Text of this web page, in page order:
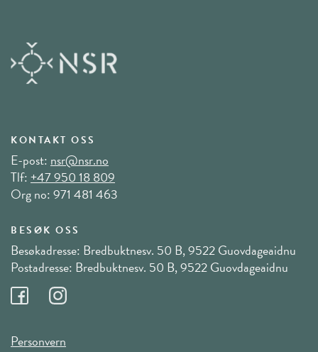
KONTAKT OSS
E-post: nsr@nsr.no
Tlf:+47 950 18 809
Org no: 971 481 463
BESØK OSS
Besøkadresse: Bredbuktnesv. 50 B, 9522 Guovdageaidnu
Postadresse: Bredbuktnesv. 50 B, 9522 Guovdageaidnu
Personvern